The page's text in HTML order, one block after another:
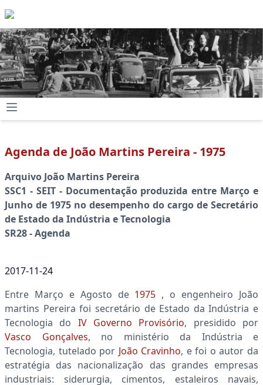
Agenda de João Martins Pereira - 1975
Arquivo João Martins Pereira
SSC1 - SEIT - Documentação produzida entre Março e
Junho de 1975 no desempenho do cargo de Secretário
de Estado da Indústria e Tecnologia
SR28 - Agenda
2017-11-24
Entre Março e Agosto de 1975 , o engenheiro João
martins Pereira foi secretário de Estado da Indústria e
Tecnologia do IV Governo Provisório, presidido por
Vasco Gonçalves, no ministério da Indústria e
Tecnologia, tutelado por João Cravinho, e foi o autor da
estratégia das nacionalização das grandes empresas
industriais: siderurgia, cimentos, estaleiros navais,